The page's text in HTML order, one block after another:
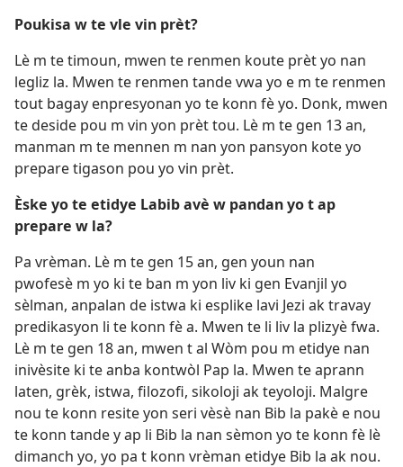
Poukisa w te vle vin prèt?
Lè m te timoun, mwen te renmen koute prèt yo nan
legliz la. Mwen te renmen tande vwa yo e m te renmen
tout bagay enpresyonan yo te konn fè yo. Donk, mwen
te deside pou m vin yon prèt tou. Lè m te gen 13 an,
manman m te mennen m nan yon pansyon kote yo
prepare tigason pou yo vin prèt.
Èske yo te etidye Labib avè w pandan yo t ap
prepare w la?
Pa vrèman. Lè m te gen 15 an, gen youn nan
pwofesè m yo ki te ban m yon liv ki gen Evanjil yo
sèlman, anpalan de istwa ki esplike lavi Jezi ak travay
predikasyon li te konn fè a. Mwen te li liv la plizyè fwa.
Lè m te gen 18 an, mwen t al Wòm pou m etidye nan
inivèsite ki te anba kontwòl Pap la. Mwen te aprann
laten, grèk, istwa, filozofi, sikoloji ak teyoloji. Malgre
nou te konn resite yon seri vèsè nan Bib la pakè e nou
te konn tande y ap li Bib la nan sèmon yo te konn fè lè
dimanch yo, yo pa t konn vrèman etidye Bib la ak nou.